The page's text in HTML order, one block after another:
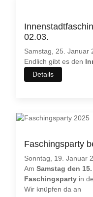
02.03.
Samstag, 25. Januar
Endlich gibt es den
Details
Faschingsparty
Sonntag, 19. Januar
AmSamstag den
Faschingsparty in
Wir knüpfen da an